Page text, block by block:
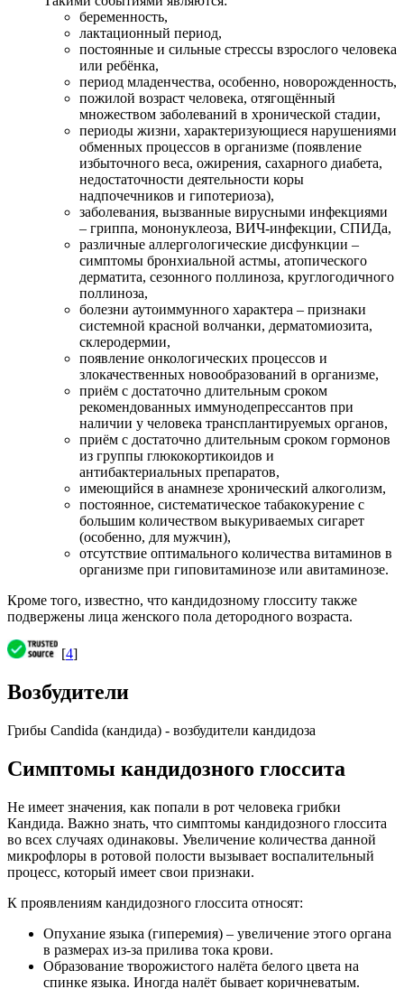
беременность,
лактационный период,
постоянные и сильные стрессы взрослого человека
или ребёнка,
период младенчества, особенно, новорожденность,
пожилой возраст человека, отягощённый
множеством заболеваний в хронической стадии,
периоды жизни, характеризующиеся нарушениями
обменных процессов в организме (появление
избыточного веса, ожирения, сахарного диабета,
недостаточности деятельности коры
надпочечников и гипотериоза),
заболевания, вызванные вирусными инфекциями
– гриппа, мононуклеоза, ВИЧ-инфекции, СПИДа,
различные аллергологические дисфункции –
симптомы бронхиальной астмы, атопического
дерматита, сезонного поллиноза, круглогодичного
поллиноза,
болезни аутоиммунного характера – признаки
системной красной волчанки, дерматомиозита,
склеродермии,
появление онкологических процессов и
злокачественных новообразований в организме,
приём с достаточно длительным сроком
рекомендованных иммунодепрессантов при
наличии у человека трансплантируемых органов,
приём с достаточно длительным сроком гормонов
из группы глюкокортикоидов и
антибактериальных препаратов,
имеющийся в анамнезе хронический алкоголизм,
постоянное, систематическое табакокурение с
большим количеством выкуриваемых сигарет
(особенно, для мужчин),
отсутствие оптимального количества витаминов в
организме при гиповитаминозе или авитаминозе.
Кроме того, известно, что кандидозному глосситу также
подвержены лица женского пола детородного возраста.
[4]
Возбудители
Грибы Candida (кандида) - возбудители кандидоза
Симптомы кандидозного глоссита
Не имеет значения, как попали в рот человека грибки
Кандида. Важно знать, что симптомы кандидозного глоссита
во всех случаях одинаковы. Увеличение количества данной
микрофлоры в ротовой полости вызывает воспалительный
процесс, который имеет свои признаки.
К проявлениям кандидозного глоссита относят:
Опухание языка (гиперемия) – увеличение этого органа
в размерах из-за прилива тока крови.
Образование творожистого налёта белого цвета на
спинке языка. Иногда налёт бывает коричневатым.